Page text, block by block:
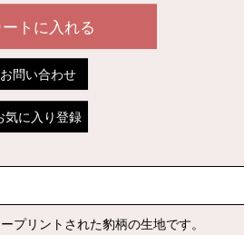
ートに入れる
お問い合わせ
気に入り登録
プリントされた豹柄の生地です。